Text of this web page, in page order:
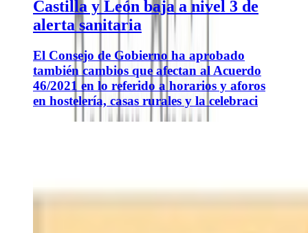
Castilla y León baja a nivel 3 de
alerta sanitaria
El Consejo de Gobierno ha aprobado
también cambios que afectan al Acuerdo
46/2021 en lo referido a horarios y aforos
en hostelería, casas rurales y la celebraci